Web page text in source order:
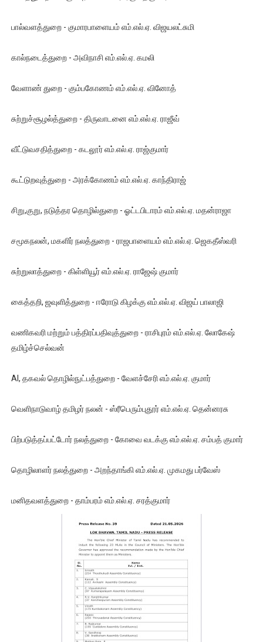
பால்வளத்துறை - குமாரபாளையம் எம்.எல்.ஏ. விஜயலட்சுமி
கால்நடைத்துறை - அவிநாசி எம்.எல்.ஏ. கமலி
வேளாண் துறை - கும்பகோணம் எம்.எல்.ஏ. வினோத்
சுற்றுச்சூழல்த்துறை - திருவாடனை எம்.எல்.ஏ. ராஜீவ்
வீட்டுவசதித்துறை - கடலூர் எம்.எல்.ஏ. ராஜ்குமார்
கூட்டுறவுத்துறை - அரக்கோணம் எம்.எல்.ஏ. காந்திராஜ்
சிறு,குறு, நடுத்தர தொழில்துறை - ஓட்டபிடாரம் எம்.எல்.ஏ. மதன்ராஜா
சமூகநலன், மகளிர் நலத்துறை - ராஜபாளையம் எம்.எல்.ஏ. ஜெகதீஸ்வரி
சுற்றுலாத்துறை - கிள்ளியூர் எம்.எல்.ஏ. ராஜேஷ் குமார்
கைத்தறி, ஜவுளித்துறை - ஈரோடு கிழக்கு எம்.எல்.ஏ. விஜய் பாலாஜி
வணிகவரி மற்றும் பத்திரப்பதிவுத்துறை - ராசிபுரம் எம்.எல்.ஏ. லோகேஷ்
தமிழ்ச்செல்வன்
AI, தகவல் தொழில்நுட்பத்துறை - வேளச்சேரி எம்.எல்.ஏ. குமார்
வெளிநாடுவாழ் தமிழர் நலன் - ஸ்ரீபெரும்புதூர் எம்.எல்.ஏ. தென்னரசு
பிற்படுத்தப்பட்டோர் நலத்துறை - கோவை வடக்கு எம்.எல்.ஏ. சம்பத் குமார்
தொழிலாளர் நலத்துறை - அறந்தாங்கி எம்.எல்.ஏ. முகமது பர்வேஸ்
மனிதவளத்துறை - தாம்பரம் எம்.எல்.ஏ. சரத்குமார்